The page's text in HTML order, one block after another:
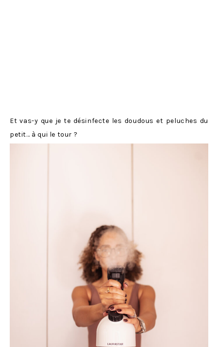
Et vas-y que je te désinfecte les doudous et peluches du
petit… à qui le tour ?